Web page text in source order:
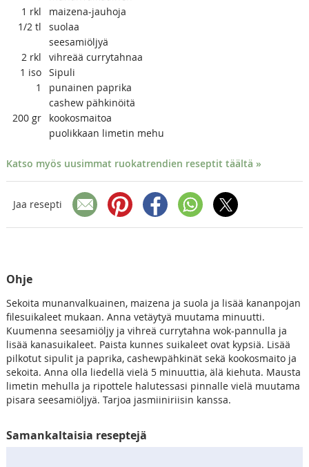
1 rkl
maizena-jauhoja
1/2 tl
suolaa
seesamiöljyä
2 rkl
vihreää currytahnaa
1 iso Sipuli
1
punainen paprika
cashew pähkinöitä
200 gr
kookosmaitoa
puolikkaan limetin mehu
Katso myös uusimmat ruokatrendien reseptit täältä »
Jaa resepti
Ohje
Sekoita munanvalkuainen, maizena ja suola ja lisää kananpojan
filesuikaleet mukaan. Anna vetäytyä muutama minuutti.
Kuumenna seesamiöljy ja vihreä currytahna wok-pannulla ja
lisää kanasuikaleet. Paista kunnes suikaleet ovat kypsiä. Lisää
pilkotut sipulit ja paprika, cashewpähkinät sekä kookosmaito ja
sekoita. Anna olla liedellä vielä 5 minuuttia, älä kiehuta. Mausta
limetin mehulla ja ripottele halutessasi pinnalle vielä muutama
pisara seesamiöljyä. Tarjoa jasmiiniriisin kanssa.
Samankaltaisia reseptejä